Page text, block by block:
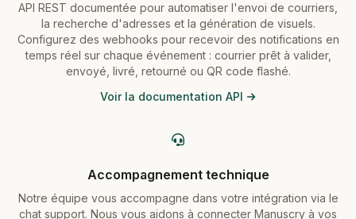
API REST documentée pour automatiser l'envoi de courriers,
la recherche d'adresses et la génération de visuels.
Configurez des webhooks pour recevoir des notifications en
temps réel sur chaque événement : courrier prêt à valider,
envoyé, livré, retourné ou QR code flashé.
Voir la documentation API
Accompagnement technique
Notre équipe vous accompagne dans votre intégration via le
chat support. Nous vous aidons à connecter Manuscry à vos